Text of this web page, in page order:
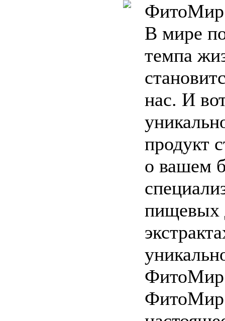
В мире
темпа
нас. И
продукт
о вашем
пищевых
ФитоМир